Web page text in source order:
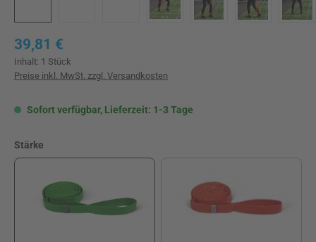
Regulärer Preis:
39,81 €
Inhalt: 1 Stück
Preise inkl. MwSt. zzgl. Versandkosten
Sofort verfügbar, Lieferzeit: 1-3 Tage
Stärke